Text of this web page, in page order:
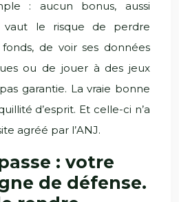
: aucun bonus, aussi
vaut le risque de perdre
fonds, de voir ses données
ou de jouer à des jeux
garantie. La vraie bonne
d’esprit. Et celle-ci n’a
agréé par l’ANJ.
: votre
de défense.